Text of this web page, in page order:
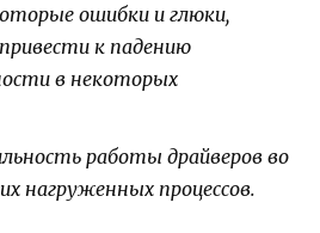
ошибки и глюки,
к падению
в некоторых
работы драйверов во
нагруженных процессов.